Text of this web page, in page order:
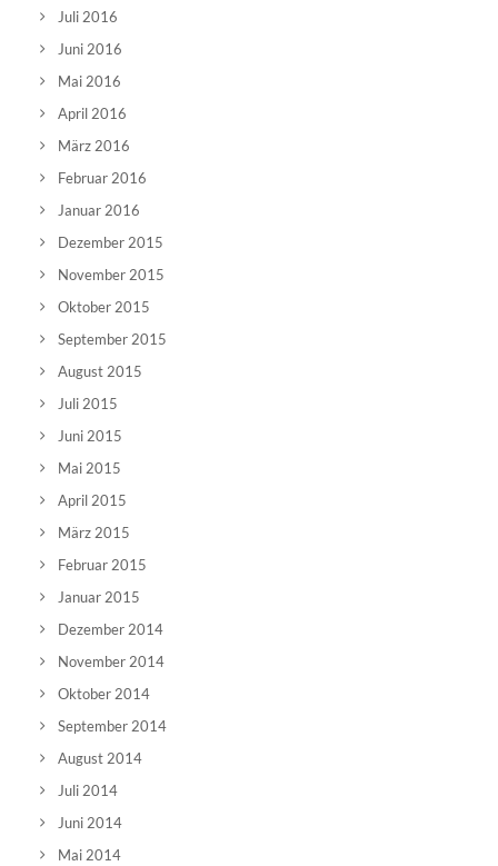
Juli 2016
Juni 2016
Mai 2016
April 2016
März 2016
Februar 2016
Januar 2016
Dezember 2015
November 2015
Oktober 2015
September 2015
August 2015
Juli 2015
Juni 2015
Mai 2015
April 2015
März 2015
Februar 2015
Januar 2015
Dezember 2014
November 2014
Oktober 2014
September 2014
August 2014
Juli 2014
Juni 2014
Mai 2014